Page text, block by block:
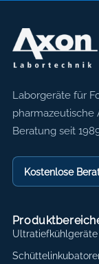
Axon
Laborgeräte für
Beratung seit
Kostenlose
Ultratiefkühlgeräte